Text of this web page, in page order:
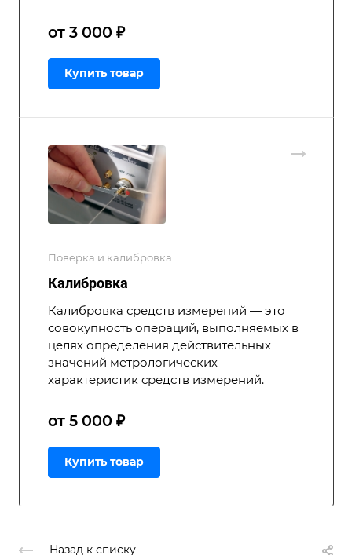
от 3 000 ₽
Купить товар
Поверка и калибровка
Калибровка
Калибровка средств измерений — это
совокупность операций, выполняемых в
целях определения действительных
значений метрологических
характеристик средств измерений.
от 5 000 ₽
Купить товар
Назад к списку